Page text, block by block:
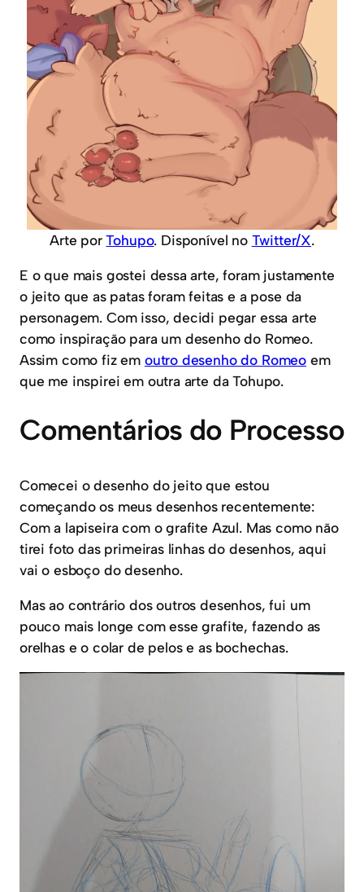
Arte porTohupo. Disponível no Twitter/X.
E o que mais gostei dessa arte, foram justamente
o jeito que as patas foram feitas e a pose da
personagem. Com isso, decidi pegar essa arte
como inspiração para um desenho do Romeo.
Assim como fiz em outro desenho do Romeo em
que me inspirei em outra arte da Tohupo.
Comentários do Processo
Comecei o desenho do jeito que estou
começando os meus desenhos recentemente:
Com a lapiseira com o grafite Azul. Mas como não
tirei foto das primeiras linhas do desenhos, aqui
vai o esboço do desenho.
Mas ao contrário dos outros desenhos, fui um
pouco mais longe com esse grafite, fazendo as
orelhas e o colar de pelos e as bochechas.